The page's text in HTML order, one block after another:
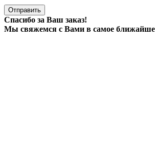
Отправить
Спасибо за Ваш заказ!
Мы свяжемся с Вами в самое